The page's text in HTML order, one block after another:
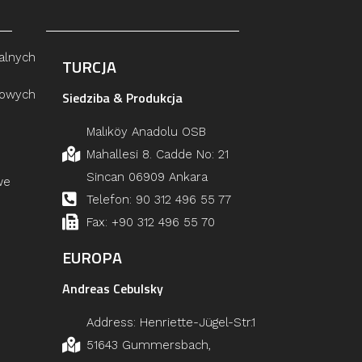
TURCJA
Siedziba & Produkcja
Malıköy Anadolu OSB
Mahallesi 8. Cadde No: 21
Sincan 06909 Ankara
Telefon: 90 312 496 55 77
Fax: +90 312 496 55 70
EUROPA
Andreas Cebulsky
Address: Henriette-Jügel-Str.1
51643 Gummersbach,